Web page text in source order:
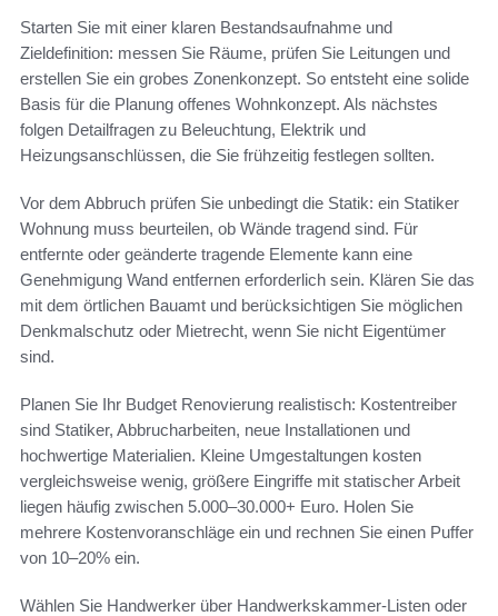
Starten Sie mit einer klaren Bestandsaufnahme und
Zieldefinition: messen Sie Räume, prüfen Sie Leitungen und
erstellen Sie ein grobes Zonenkonzept. So entsteht eine solide
Basis für die Planung offenes Wohnkonzept. Als nächstes
folgen Detailfragen zu Beleuchtung, Elektrik und
Heizungsanschlüssen, die Sie frühzeitig festlegen sollten.
Vor dem Abbruch prüfen Sie unbedingt die Statik: ein Statiker
Wohnung muss beurteilen, ob Wände tragend sind. Für
entfernte oder geänderte tragende Elemente kann eine
Genehmigung Wand entfernen erforderlich sein. Klären Sie das
mit dem örtlichen Bauamt und berücksichtigen Sie möglichen
Denkmalschutz oder Mietrecht, wenn Sie nicht Eigentümer
sind.
Planen Sie Ihr Budget Renovierung realistisch: Kostentreiber
sind Statiker, Abbrucharbeiten, neue Installationen und
hochwertige Materialien. Kleine Umgestaltungen kosten
vergleichsweise wenig, größere Eingriffe mit statischer Arbeit
liegen häufig zwischen 5.000–30.000+ Euro. Holen Sie
mehrere Kostenvoranschläge ein und rechnen Sie einen Puffer
von 10–20% ein.
Wählen Sie Handwerker über Handwerkskammer‑Listen oder